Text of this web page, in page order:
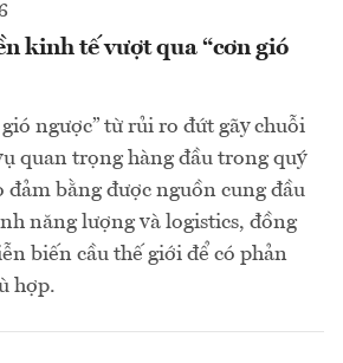
kinh tế vượt qua “cơn gió
ngược” từ rủi ro đứt gãy chuỗi
quan trọng hàng đầu trong quý
đảm bằng được nguồn cung đầu
năng lượng và logistics, đồng
biến cầu thế giới để có phản
hợp.